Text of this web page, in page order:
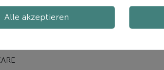
Zusätzliche Informationen
Alle akzeptieren